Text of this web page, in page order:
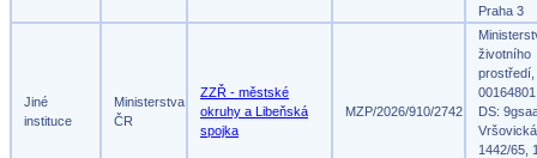
Praha 3
Jiné
instituce
Ministerstva
ČR
ZZŘ - městské
okruhy a Libeňská
spojka
MZP/2026/910/2742
životního
prostředí,
00164801
DS:
Vršovická
1442/65,